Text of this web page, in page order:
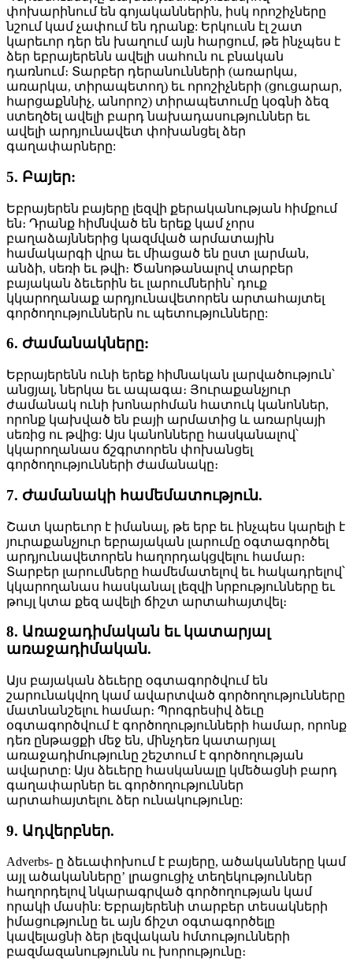
փոխարինում են գոյականներին, իսկ որոշիչները
նշում կամ չափում են դրանք: Երկուսն էլ շատ
կարեւոր դեր են խաղում այն հարցում, թե ինչպես է
ձեր եբրայերենն ավելի սահուն ու բնական
դառնում։ Տարբեր դերանունների (առարկա,
առարկա, տիրապետող) եւ որոշիչների (ցուցարար,
հարցաքննիչ, անորոշ) տիրապետումը կօգնի ձեզ
ստեղծել ավելի բարդ նախադասություններ եւ
ավելի արդյունավետ փոխանցել ձեր
գաղափարները:
5. Բայեր:
Եբրայերեն բայերը լեզվի քերականության հիմքում
են։ Դրանք հիմնված են երեք կամ չորս
բաղաձայններից կազմված արմատային
համակարգի վրա եւ միացած են ըստ լարման,
անձի, սեռի եւ թվի։ Ծանոթանալով տարբեր
բայական ձեւերին եւ լարումներին՝ դուք
կկարողանաք արդյունավետորեն արտահայտել
գործողություններն ու պետությունները:
6. Ժամանակները:
Եբրայերենն ունի երեք հիմնական լարվածություն՝
անցյալ, ներկա եւ ապագա։ Յուրաքանչյուր
ժամանակ ունի խոնարհման հատուկ կանոններ,
որոնք կախված են բայի արմատից և առարկայի
սեռից ու թվից: Այս կանոնները հասկանալով՝
կկարողանաս ճշգրտորեն փոխանցել
գործողությունների ժամանակը։
7. Ժամանակի համեմատություն.
Շատ կարեւոր է իմանալ, թե երբ եւ ինչպես կարելի է
յուրաքանչյուր եբրայական լարումը օգտագործել
արդյունավետորեն հաղորդակցվելու համար։
Տարբեր լարումները համեմատելով եւ հակադրելով՝
կկարողանաս հասկանալ լեզվի նրբությունները եւ
թույլ կտա քեզ ավելի ճիշտ արտահայտվել։
8. Առաջադիմական եւ կատարյալ
առաջադիմական.
Այս բայական ձեւերը օգտագործվում են
շարունակվող կամ ավարտված գործողությունները
մատնանշելու համար։ Պրոգրեսիվ ձեւը
օգտագործվում է գործողությունների համար, որոնք
դեռ ընթացքի մեջ են, մինչդեռ կատարյալ
առաջադիմությունը շեշտում է գործողության
ավարտը: Այս ձեւերը հասկանալը կմեծացնի բարդ
գաղափարներ եւ գործողություններ
արտահայտելու ձեր ունակությունը:
9. Ադվերբներ.
Adverbs- ը ձեւափոխում է բայերը, ածականները կամ
այլ ածականները’ լրացուցիչ տեղեկություններ
հաղորդելով նկարագրված գործողության կամ
որակի մասին: Եբրայերենի տարբեր տեսակների
իմացությունը եւ այն ճիշտ օգտագործելը
կավելացնի ձեր լեզվական հմտությունների
բազմազանությունն ու խորությունը։